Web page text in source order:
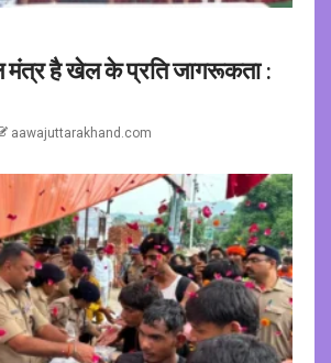
है खेल के प्रति जागरूकता :
aawajuttarakhand.com